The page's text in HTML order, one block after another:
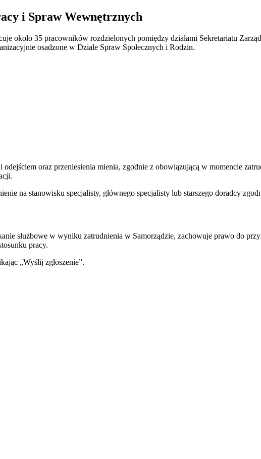
i Spraw Wewnętrznych
około 35 pracowników rozdzielonych pomiędzy działami Sekretariatu
osadzone w Dziale Spraw Społecznych i Rodzin.
oraz przeniesienia mienia, zgodnie z obowiązującą w momencie
na stanowisku specjalisty, głównego specjalisty lub starszego doradcy
służbowe w wyniku zatrudnienia w Samorządzie, zachowuje prawo do
pracy.
„Wyślij zgłoszenie”.